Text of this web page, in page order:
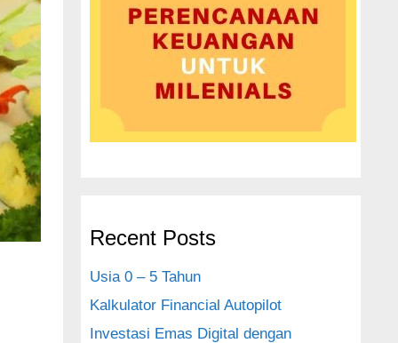
Recent Posts
Usia 0 – 5 Tahun
Kalkulator Financial Autopilot
Investasi Emas Digital dengan